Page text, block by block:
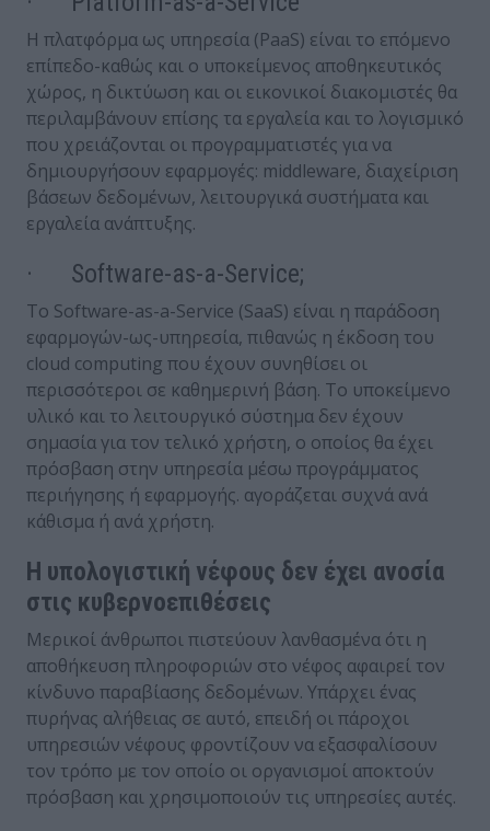
Η πλατφόρμα ως υπηρεσία (PaaS) είναι το επόμενο
επίπεδο-καθώς και ο υποκείμενος αποθηκευτικός
χώρος, η δικτύωση και οι εικονικοί διακομιστές θα
περιλαμβάνουν επίσης τα εργαλεία και το λογισμικό
που χρειάζονται οι προγραμματιστές για να
δημιουργήσουν εφαρμογές: middleware, διαχείριση
βάσεων δεδομένων, λειτουργικά συστήματα και
εργαλεία ανάπτυξης.
· Software-as-a-Service;
Το Software-as-a-Service (SaaS) είναι η παράδοση
εφαρμογών-ως-υπηρεσία, πιθανώς η έκδοση του
cloud computing που έχουν συνηθίσει οι
περισσότεροι σε καθημερινή βάση. Το υποκείμενο
υλικό και το λειτουργικό σύστημα δεν έχουν
σημασία για τον τελικό χρήστη, ο οποίος θα έχει
πρόσβαση στην υπηρεσία μέσω προγράμματος
περιήγησης ή εφαρμογής. αγοράζεται συχνά ανά
κάθισμα ή ανά χρήστη.
Η υπολογιστική νέφους δεν έχει ανοσία
στις κυβερνοεπιθέσεις
Μερικοί άνθρωποι πιστεύουν λανθασμένα ότι η
αποθήκευση πληροφοριών στο νέφος αφαιρεί τον
κίνδυνο παραβίασης δεδομένων. Υπάρχει ένας
πυρήνας αλήθειας σε αυτό, επειδή οι πάροχοι
υπηρεσιών νέφους φροντίζουν να εξασφαλίσουν
τον τρόπο με τον οποίο οι οργανισμοί αποκτούν
πρόσβαση και χρησιμοποιούν τις υπηρεσίες αυτές.